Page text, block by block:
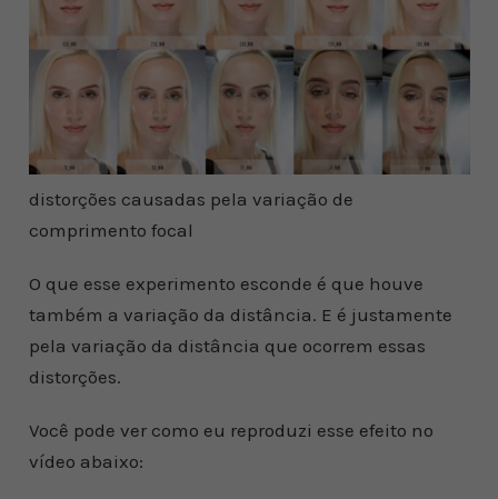
distorções causadas pela variação de
comprimento focal
O que esse experimento esconde é que houve
também a variação da distância. E é justamente
pela variação da distância que ocorrem essas
distorções.
Você pode ver como eu reproduzi esse efeito no
vídeo abaixo: